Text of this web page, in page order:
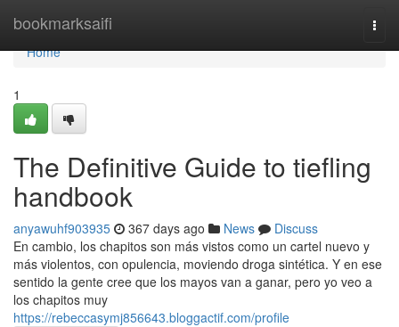
bookmarksaifi
Home
Home
1
The Definitive Guide to tiefling
handbook
anyawuhf903935 367 days ago News
Discuss
En cambio, los chapitos son más vistos como un cartel nuevo y
más violentos, con opulencia, moviendo droga sintética. Y en ese
sentido la gente cree que los mayos van a ganar, pero yo veo a
los chapitos muy
https://rebeccasymj856643.bloggactif.com/profile